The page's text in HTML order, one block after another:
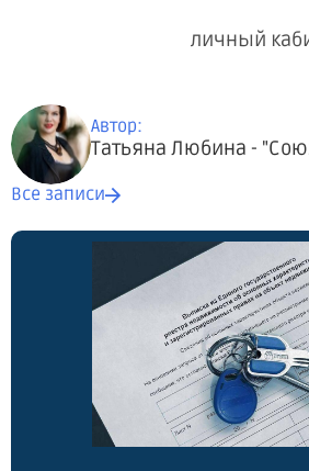
личный
Автор:
Татьяна Любина -
Все записи